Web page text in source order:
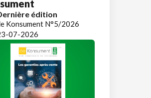
édition
Konsument N°5/2026
07-2026